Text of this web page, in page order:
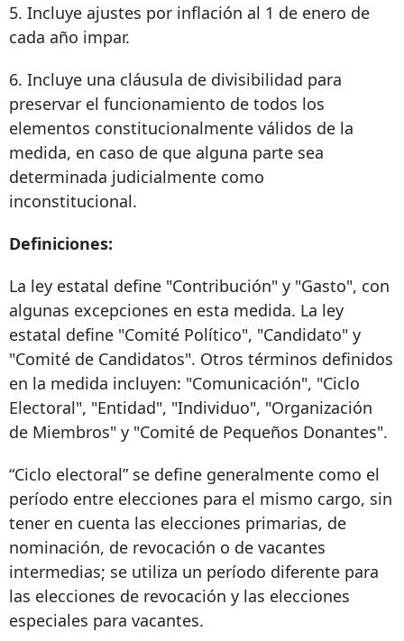
5. Incluye ajustes por inflación al 1 de enero de
cada año impar.
6. Incluye una cláusula de divisibilidad para
preservar el funcionamiento de todos los
elementos constitucionalmente válidos de la
medida, en caso de que alguna parte sea
determinada judicialmente como
inconstitucional.
Definiciones:
La ley estatal define "Contribución" y "Gasto", con
algunas excepciones en esta medida. La ley
estatal define "Comité Político", "Candidato" y
"Comité de Candidatos". Otros términos definidos
en la medida incluyen: "Comunicación", "Ciclo
Electoral", "Entidad", "Individuo", "Organización
de Miembros" y "Comité de Pequeños Donantes".
“Ciclo electoral” se define generalmente como el
período entre elecciones para el mismo cargo, sin
tener en cuenta las elecciones primarias, de
nominación, de revocación o de vacantes
intermedias; se utiliza un período diferente para
las elecciones de revocación y las elecciones
especiales para vacantes.